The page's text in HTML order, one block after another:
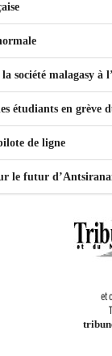
société malagasy à
étudiants en grève
de ligne
le futur
et